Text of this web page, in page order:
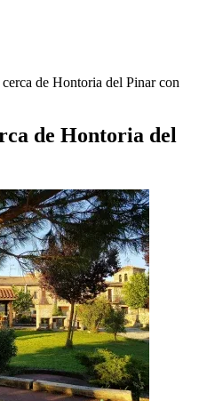
de Hontoria del Pinar con
de Hontoria del